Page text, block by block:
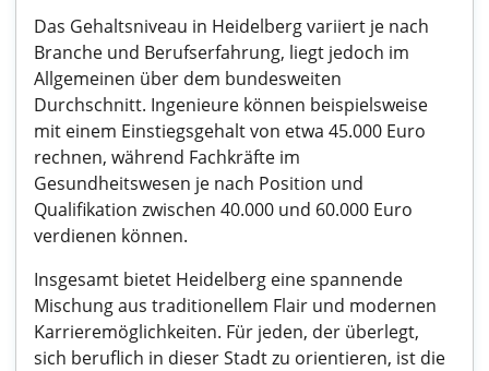
Das Gehaltsniveau in Heidelberg variiert je nach
Branche und Berufserfahrung, liegt jedoch im
Allgemeinen über dem bundesweiten
Durchschnitt. Ingenieure können beispielsweise
mit einem Einstiegsgehalt von etwa 45.000 Euro
rechnen, während Fachkräfte im
Gesundheitswesen je nach Position und
Qualifikation zwischen 40.000 und 60.000 Euro
verdienen können.
Insgesamt bietet Heidelberg eine spannende
Mischung aus traditionellem Flair und modernen
Karrieremöglichkeiten. Für jeden, der überlegt,
sich beruflich in dieser Stadt zu orientieren, ist die